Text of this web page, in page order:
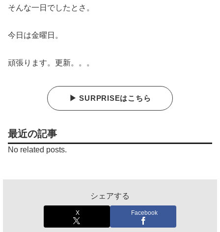
そんな一日でしたとさ。
今日は金曜日。
頑張ります。更新。。。
▶ SURPRISEはこちら
最近の記事
No related posts.
シェアする
X Facebook